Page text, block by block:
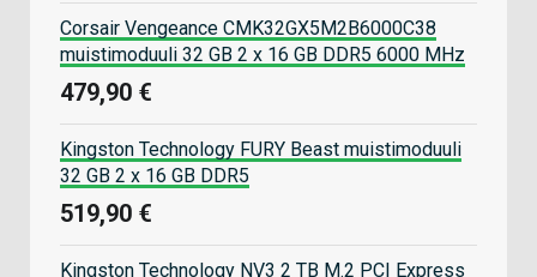
Corsair Vengeance CMK32GX5M2B6000C38
muistimoduuli 32 GB 2 x 16 GB DDR5 6000 MHz
479,90 €
Kingston Technology FURY Beast muistimoduuli
32 GB 2 x 16 GB DDR5
519,90 €
Kingston Technology NV3 2 TB M.2 PCI Express